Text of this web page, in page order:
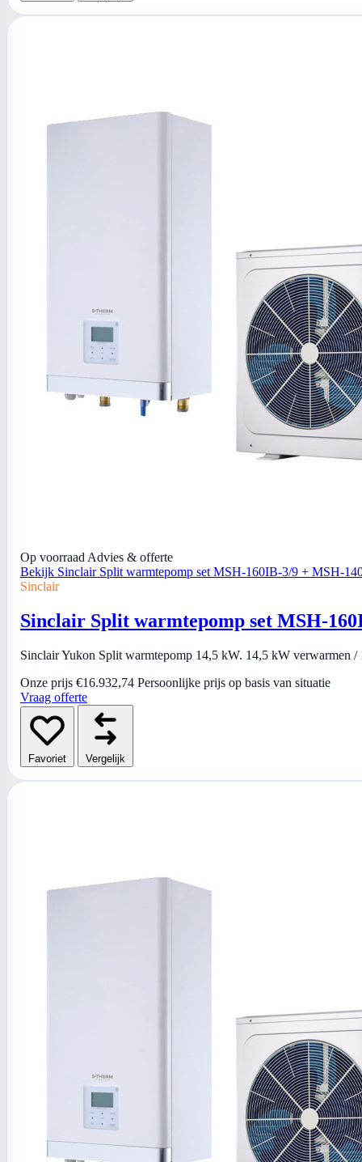
Op voorraad Advies & offerte
Bekijk Sinclair Split warmtepomp set MSH-160IB-3/9 + MSH-
Sinclair
Sinclair Split warmtepomp set MSH-
Sinclair Yukon Split warmtepomp 14,5 kW. 14,5 kW verwarmen
Onze prijs €16.932,74 Persoonlijke prijs op basis van situatie
Vraag offerte
Favoriet Vergelijk